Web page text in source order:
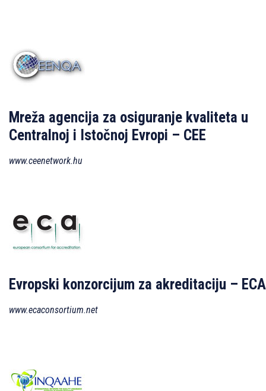
Mreža agencija za osiguranje kvaliteta u
Centralnoj i Istočnoj Evropi – CEE
www.ceenetwork.hu
Evropski konzorcijum za akreditaciju – ECA
www.ecaconsortium.net